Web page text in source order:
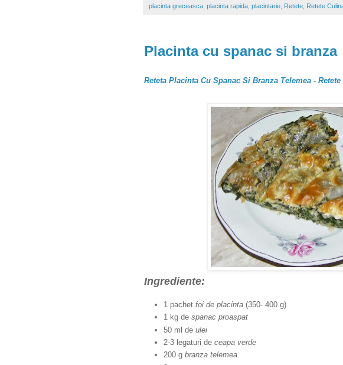
placinta greceasca placinta rapida placintarie Retete Retete
Placinta cu spanac si branza
Reteta Placinta Cu Spanac Si Branza Telemea -
Ingrediente:
1 pachet foi de placinta (350- 400 g)
1 kg de spanac proaspat
50 ml de ulei
2-3 legaturi de ceapa verde
200 g branza telemea